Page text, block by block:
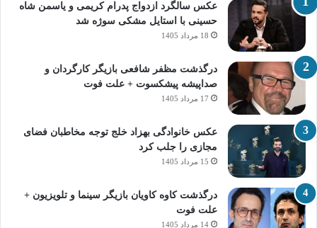
عکس سالگرد ازدواج پدرام کریمی و یاسمن شاه‌
حسینی با استایل مشکی سوژه شد
18 مرداد 1405
درگذشت مظفر شافعی بازیگر کارگردان و
صداپیشه پیشکسوت + علت فوت
17 مرداد 1405
عکس خانوادگی بهزاد خلج توجه مخاطبان فضای
مجازی را جلب کرد
15 مرداد 1405
درگذشت کاوه کاویان بازیگر سینما و تلویزیون +
علت فوت
14 مرداد 1405